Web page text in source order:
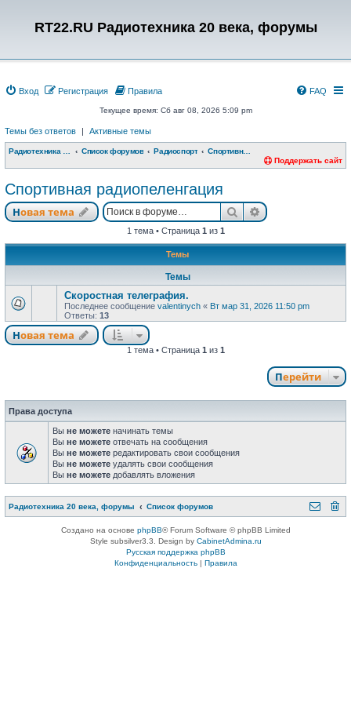
RT22.RU Радиотехника 20 века, форумы
Вход Регистрация FAQ
Правила
Текущее время: Сб авг 08, 2026 5:09 pm
Темы без ответов | Активные темы
Список форумов Радиоспорт
Спортивная радиопеленгация
Поддержать сайт
Спортивная радиопеленгация
Новая тема ПоискРасширенный
1 тема • Страница 1 из 1
Темы
Темы
Скоростная телеграфия.
Последнее сообщение valentinych « Вт мар 31, 2026 11:50 pm
Ответы: 13
Новая тема
1 тема • Страница 1 из 1
Перейти
Права доступа
Вы не можете начинать темы
Вы не можете отвечать на сообщения
Вы не можете редактировать свои сообщения
Вы не можете удалять свои сообщения
Вы не можете добавлять вложения
Радиотехника 20 века, форумы Список форумов
Создано на основе phpBB® Forum Software © phpBB Limited
Style subsilver3.3. Design by CabinetAdmina.ru
Русская поддержка phpBB
Конфиденциальность| Правила